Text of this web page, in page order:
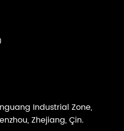
Industrial Zone,
Zhejiang, Çin.